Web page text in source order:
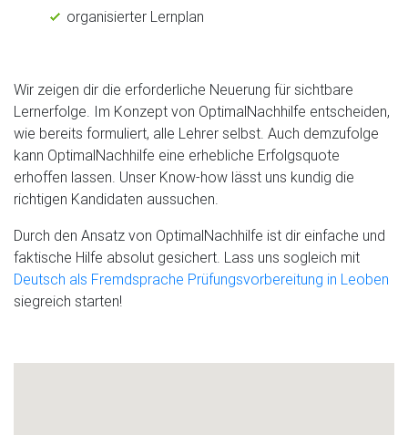
organisierter Lernplan
Wir zeigen dir die erforderliche Neuerung für sichtbare
Lernerfolge. Im Konzept von OptimalNachhilfe entscheiden,
wie bereits formuliert, alle Lehrer selbst. Auch demzufolge
kann OptimalNachhilfe eine erhebliche Erfolgsquote
erhoffen lassen. Unser Know-how lässt uns kundig die
richtigen Kandidaten aussuchen.
Durch den Ansatz von OptimalNachhilfe ist dir einfache und
faktische Hilfe absolut gesichert. Lass uns sogleich mit
Deutsch als Fremdsprache Prüfungsvorbereitung in Leoben
siegreich starten!